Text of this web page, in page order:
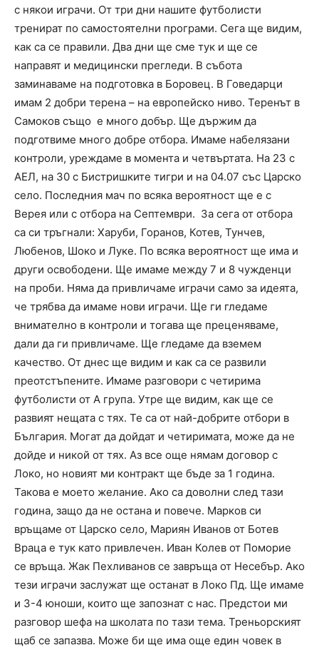
с някои играчи. От три дни нашите футболисти
тренират по самостоятелни програми. Сега ще видим,
как са се правили. Два дни ще сме тук и ще се
направят и медицински прегледи. В събота
заминаваме на подготовка в Боровец. В Говедарци
имам 2 добри терена – на европейско ниво. Теренът в
Самоков също е много добър. Ще държим да
подготвиме много добре отбора. Имаме набелязани
контроли, уреждаме в момента и четвъртата. На 23 с
АЕЛ, на 30 с Бистришките тигри и на 04.07 със Царско
село. Последния мач по всяка вероятност ще е с
Верея или с отбора на Септември. За сега от отбора
са си тръгнали: Харуби, Горанов, Котев, Тунчев,
Любенов, Шоко и Луке. По всяка вероятност ще има и
други освободени. Ще имаме между 7 и 8 чужденци
на проби. Няма да привличаме играчи само за идеята,
че трябва да имаме нови играчи. Ще ги гледаме
внимателно в контроли и тогава ще преценяваме,
дали да ги привличаме. Ще гледаме да вземем
качество. От днес ще видим и как са се развили
преотстъпените. Имаме разговори с четирима
футболисти от А група. Утре ще видим, как ще се
развият нещата с тях. Те са от най-добрите отбори в
България. Могат да дойдат и четиримата, може да не
дойде и никой от тях. Аз все още нямам договор с
Локо, но новият ми контракт ще бъде за 1 година.
Такова е моето желание. Ако са доволни след тази
година, защо да не остана и повече. Марков си
връщаме от Царско село, Мариян Иванов от Ботев
Враца е тук като привлечен. Иван Колев от Поморие
се връща. Жак Пехливанов се завръща от Несебър. Ако
тези играчи заслужат ще останат в Локо Пд. Ще имаме
и 3-4 юноши, които ще запознат с нас. Предстои ми
разговор шефа на школата по тази тема. Треньорският
щаб се запазва. Може би ще има още един човек в